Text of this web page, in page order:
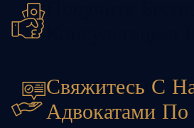
Свяжитесь С
Адвокатами По